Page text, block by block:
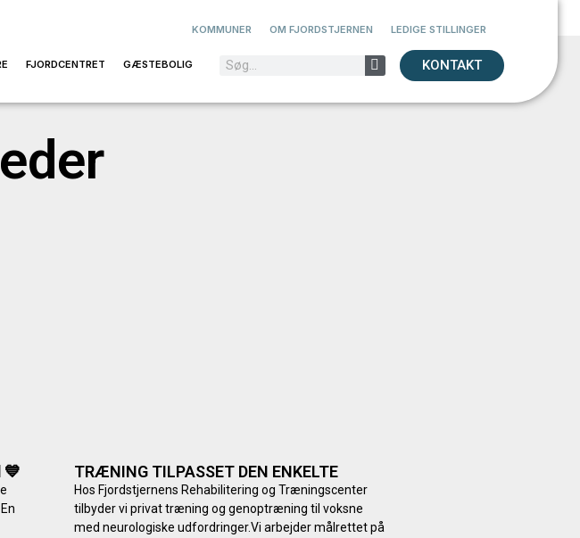
KOMMUNER OM FJORDSTJERNEN LEDIGE STILLINGER
FJORDCENTRET GÆSTEBOLIG KONTAKT
TRÆNING TILPASSET DEN ENKELTE
Hos Fjordstjernens Rehabilitering og Træningscenter
tilbyder vi privat træning og genoptræning til voksne
med neurologiske udfordringer.Vi arbejder målrettet på